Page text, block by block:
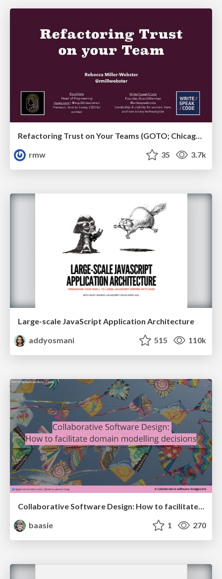
Refactoring Trust on Your Teams (GOTO; Chicago 2020)
rmw
35 3.7k
Large-scale JavaScript Application Architecture
addyosmani
515 110k
Collaborative Software Design: How to facilitate domain modelling decisions
baasie
1 270